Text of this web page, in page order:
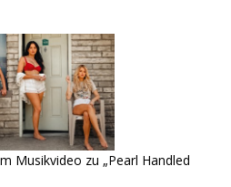
Musikvideo zu „Pearl Handled